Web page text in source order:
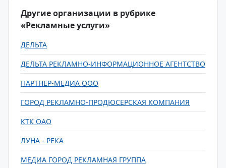
Другие организации в рубрике
«Рекламные услуги»
ДЕЛЬТА
ДЕЛЬТА РЕКЛАМНО-ИНФОРМАЦИОННОЕ АГЕНТСТВО
ПАРТНЕР-МЕДИА ООО
ГОРОД РЕКЛАМНО-ПРОДЮСЕРСКАЯ КОМПАНИЯ
КТК ОАО
ЛУНА - РЕКА
МЕДИА ГОРОД РЕКЛАМНАЯ ГРУППА